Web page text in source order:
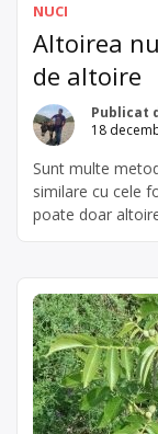
NUCI
Altoirea
de altoire
Publicat
18
Sunt multe
similare cu cele
poate doar